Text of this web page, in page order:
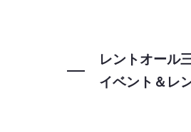
レントオール
イベント＆レ